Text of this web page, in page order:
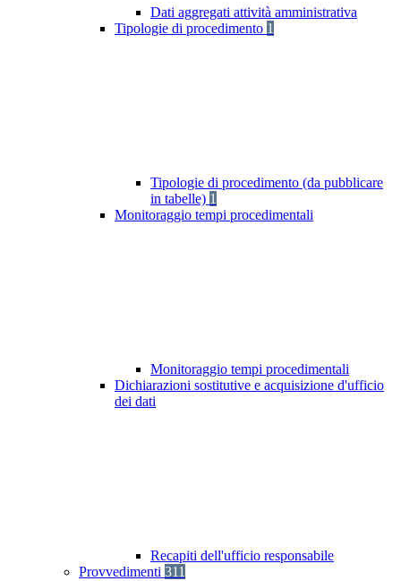
Dati aggregati attività amministrativa
Tipologie di procedimento 1
Tipologie di procedimento (da pubblicare
in tabelle) 1
Monitoraggio tempi procedimentali
Monitoraggio tempi procedimentali
Dichiarazioni sostitutive e acquisizione d'ufficio
dei dati
Recapiti dell'ufficio responsabile
Provvedimenti 311